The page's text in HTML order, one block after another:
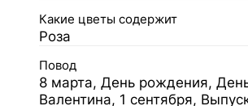
Какие цветы содержит
Роза
Повод
8 марта, День рождения,
Валентина, 1 сентября,